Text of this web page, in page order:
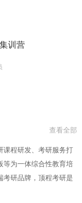
训营
查看全部
课程研发、考研服务打
等为一体综合性教育培
研品牌，顶程考研是